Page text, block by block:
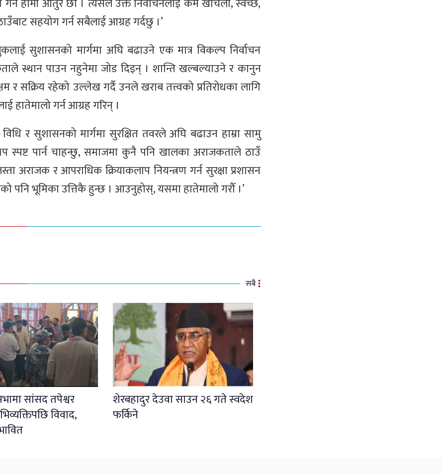
हामी आतुर छौँ । त्यसैले उक्त निर्वाचनलाई कम खर्चिलो, स्वच्छ,
सहयोग गर्न सबैलाई आग्रह गर्दछु ।’
सुशासनको मार्गमा अघि बढाउने एक मात्र विकल्प निर्वाचन
स्थान पाउन नहुनेमा जोड दिइन् । शान्ति खल्बल्याउने र कानुन
र सक्रिय रहेको उल्लेख गर्दै उनले खराब तत्त्वको प्रतिरोधका लागि
हातेमालो गर्न आग्रह गरिन् ।
र सुशासनको मार्गमा सुरक्षित तवरले अघि बढाउन हाम्रा सामु
स्पष्ट पार्न चाहन्छु, समाजमा कुनै पनि खालका अराजकताले ठाउँ
अराजक र आपराधिक क्रियाकलाप नियन्त्रण गर्न सुरक्षा प्रशासन
पनि भूमिका उत्तिकै हुन्छ । आउनुहोस्, यसमा हातेमालो गरौँ ।’
सबै
सांसद तपेश्वर
विवाद,
शेरबहादुर देउवा साउन २६ गते स्वदेश
फर्किने